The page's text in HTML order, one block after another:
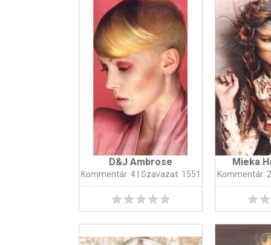
D&J Ambrose
Kommentár: 4| Szavazat: 1551
Mieka
Kommentár: 2